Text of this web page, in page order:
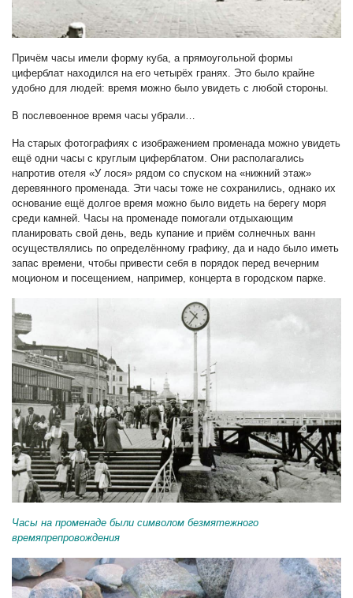
Причём часы имели форму куба, а прямоугольной формы
циферблат находился на его четырёх гранях. Это было крайне
удобно для людей: время можно было увидеть с любой стороны.
В послевоенное время часы убрали…
На старых фотографиях с изображением променада можно увидеть
ещё одни часы с круглым циферблатом. Они располагались
напротив отеля «У лося» рядом со спуском на «нижний этаж»
деревянного променада. Эти часы тоже не сохранились, однако их
основание ещё долгое время можно было видеть на берегу моря
среди камней. Часы на променаде помогали отдыхающим
планировать свой день, ведь купание и приём солнечных ванн
осуществлялись по определённому графику, да и надо было иметь
запас времени, чтобы привести себя в порядок перед вечерним
моционом и посещением, например, концерта в городском парке.
Часы на променаде были символом безмятежного
времяпрепровождения